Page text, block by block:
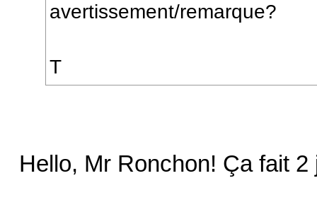
avertissement/remarque?
T
Hello, Mr Ronchon! Ça fait